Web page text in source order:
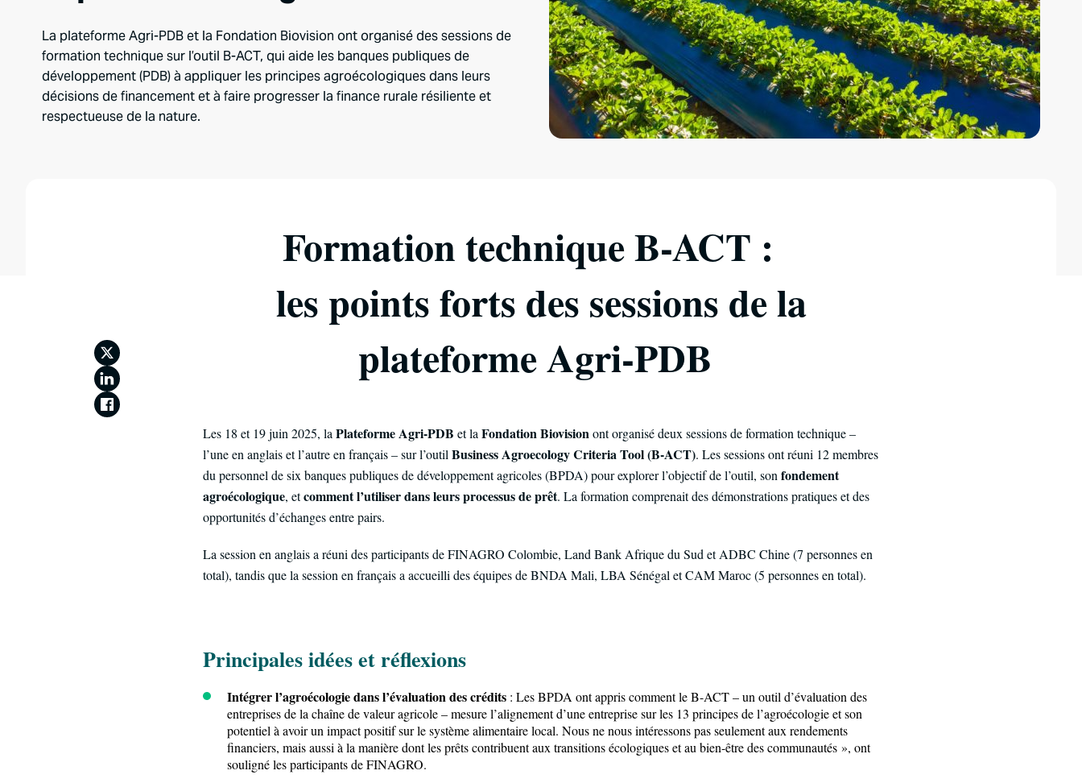
La plateforme Agri-PDB et la Fondation Biovision ont organisé des sessions de
formation technique sur l’outil B-ACT, qui aide les banques publiques de
développement (PDB) à appliquer les principes agroécologiques dans leurs
décisions de financement et à faire progresser la finance rurale résiliente et
respectueuse de la nature.
Formation technique B-ACT :
les points forts des sessions de la
plateforme Agri-PDB
Les 18 et 19 juin 2025, la Plateforme Agri-PDB et la Fondation Biovisionont organisé deux sessions de formation technique –
l’une en anglais et l’autre en français – sur l’outil Business Agroecology Criteria Tool (B-ACT). Les sessions ont réuni 12 membres
du personnel de six banques publiques de développement agricoles (BPDA) pour explorer l’objectif de l’outil, son fondement
agroécologique, etcomment l’utiliser dans leurs processus de prêt. La formation comprenait des démonstrations pratiques et des
opportunités d’échanges entre pairs.
La session en anglais a réuni des participants de FINAGRO Colombie, Land Bank Afrique du Sud et ADBC Chine (7 personnes en
total), tandis que la session en français a accueilli des équipes de BNDA Mali, LBA Sénégal et CAM Maroc (5 personnes en total).
Principales idées et réflexions
Intégrer l’agroécologie dans l’évaluation des crédits : Les BPDA ont appris comment le B-ACT – un outil d’évaluation des
entreprises de la chaîne de valeur agricole – mesure l’alignement d’une entreprise sur les 13 principes de l’agroécologie et son
potentiel à avoir un impact positif sur le système alimentaire local. Nous ne nous intéressons pas seulement aux rendements
financiers, mais aussi à la manière dont les prêts contribuent aux transitions écologiques et au bien-être des communautés », ont
souligné les participants de FINAGRO.